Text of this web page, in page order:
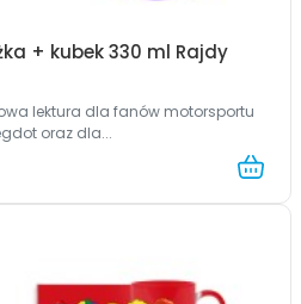
+ kubek 330 ml Rajdy
oraz dla...